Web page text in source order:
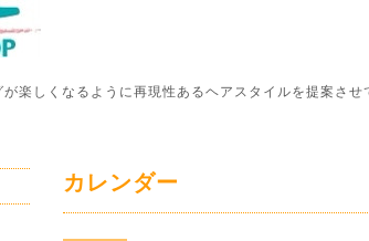
楽しくなるように再現性あるヘアスタイルを提案させ
カレンダー